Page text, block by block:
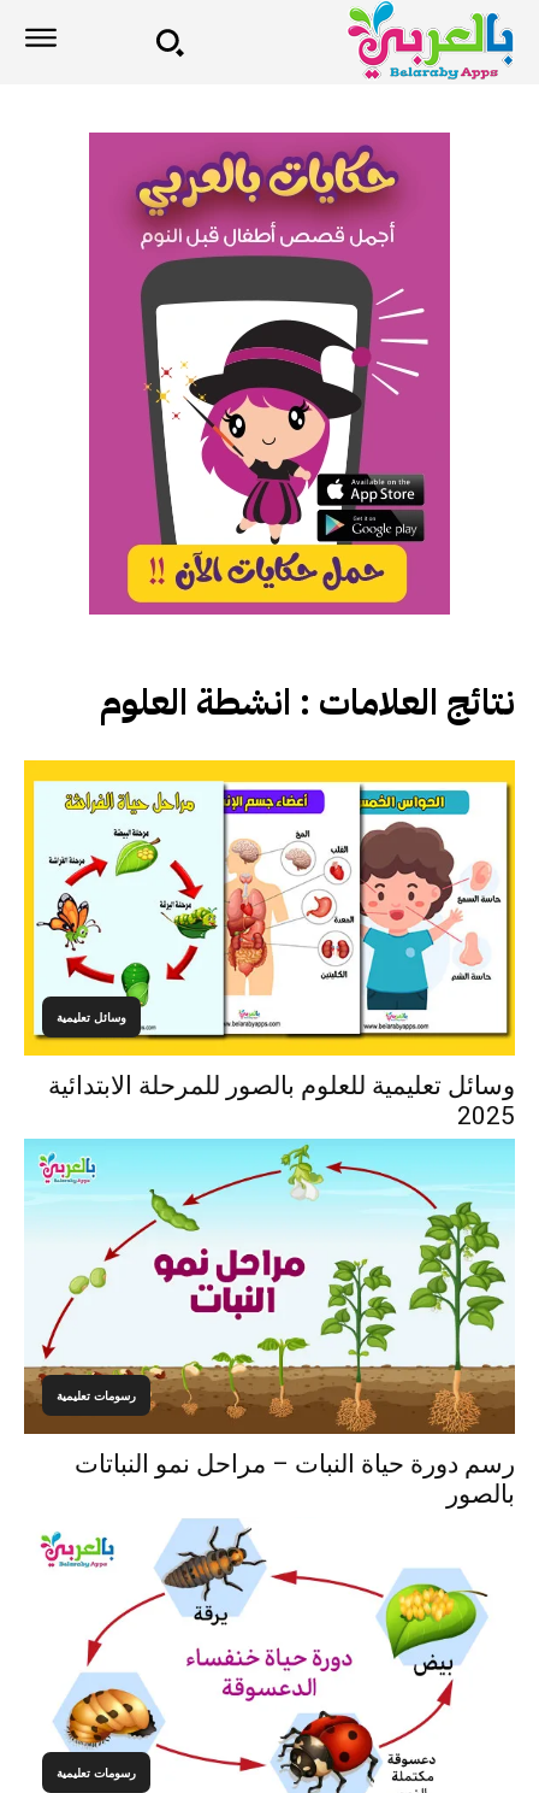
نتائج العلامات : انشطة العلوم
وسائل تعليمية
وسائل تعليمية للعلوم بالصور للمرحلة الابتدائية
2025
رسومات تعليمية
رسم دورة حياة النبات – مراحل نمو النباتات
بالصور
رسومات تعليمية